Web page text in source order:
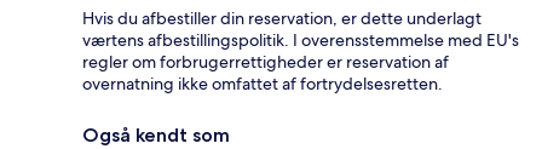
Hvis du afbestiller din reservation, er dette underlagt
værtens afbestillingspolitik. I overensstemmelse med EU's
regler om forbrugerrettigheder er reservation af
overnatning ikke omfattet af fortrydelsesretten.
Også kendt som